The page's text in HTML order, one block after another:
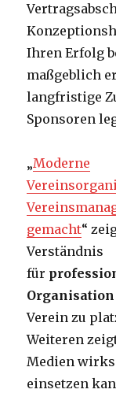
Ihren Erfolg
maßgeblich
langfristige
Sponsoren
„Moderne
gemacht“
Verständnis
für
Organisation
Verein zu
Weiteren
Medien
einsetzen